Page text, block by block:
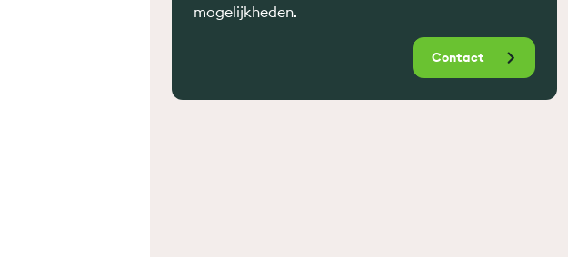
mogelijkheden.
Contact